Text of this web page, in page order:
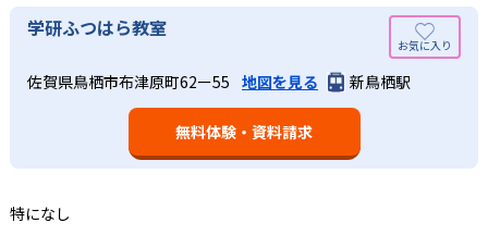
生徒それぞれに最適化された学習計画を設計
学研教室の個別指導では、生徒一人ひとりの学力／適性を
しっかり把握した上で学習の出発点を定め、生徒に最適化
された学習計画を設計する。また、生徒それぞれに最適な
教材を提供すると共に、適切なアドバイスも実施。少しず
つレベルアップするスモールステップの教材となっている
している。
に向いている。
算数（数学）と国語の基礎力を上げたい人向け
学研教室では、算数（数学）と国語を全ての教科の基礎に
なるものと考え、その指導を重視している。算数（数学）
では筋道を立てて考える力の育成を、国語では全ての学力
の土台となる「読む力」「書く力」の育成に力を入れてい
家庭学習で学習させている。そのため、算数（数学）と国
語の基礎力を上げたい人に向いている。
学研教室の合格実績は、公式サイトでは公開されていな
い。
学研ふつはら教室
佐賀県鳥栖市布津原町62ー55 地図を見る 新鳥栖駅
無料体験・資料請求
特になし